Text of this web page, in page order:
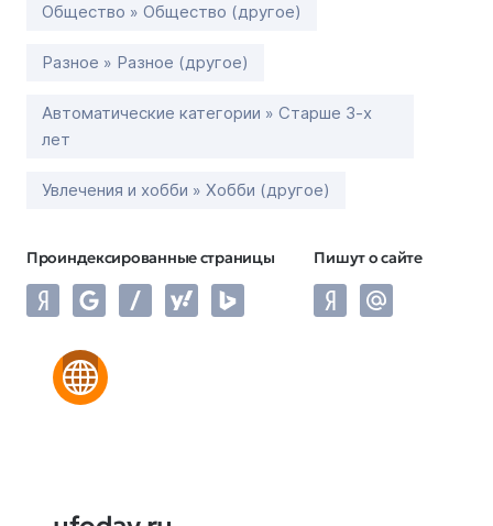
Общество » Общество (другое)
Разное » Разное (другое)
Автоматические категории » Старше 3-х
лет
Увлечения и хобби » Хобби (другое)
Проиндексированные страницы Пишут о сайте